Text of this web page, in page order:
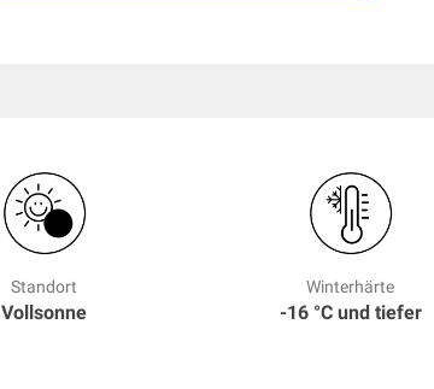
Standort
Vollsonne
Winterhärte
-16 °C und tiefer